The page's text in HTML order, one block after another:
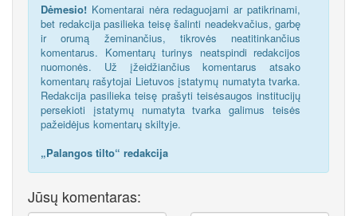
Dėmesio! Komentarai nėra redaguojami ar patikrinami,
bet redakcija pasilieka teisę šalinti neadekvačius, garbę
ir orumą žeminančius, tikrovės neatitinkančius
komentarus. Komentarų turinys neatspindi redakcijos
nuomonės. Už įžeidžiančius komentarus atsako
komentarų rašytojai Lietuvos įstatymų numatyta tvarka.
Redakcija pasilieka teisę prašyti teisėsaugos institucijų
persekioti įstatymų numatyta tvarka galimus teisės
pažeidėjus komentarų skiltyje.
„Palangos tilto“ redakcija
Jūsų komentaras: